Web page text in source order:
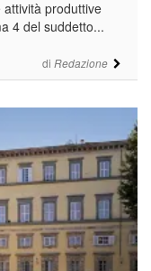
di Redazione
attività produttive
4 del suddetto...